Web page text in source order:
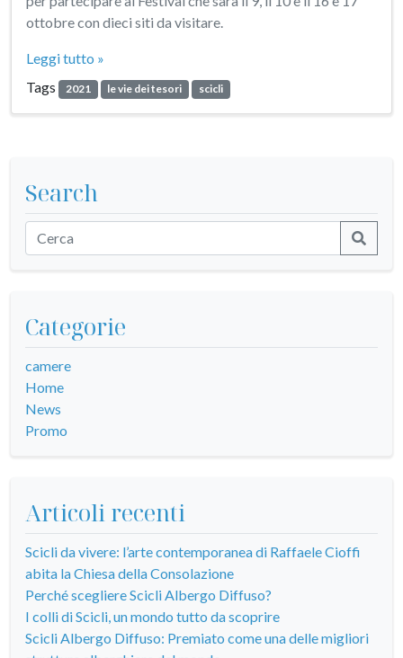
ottobre con dieci siti da visitare.
Leggi tutto »
Tags
2021 le vie dei tesori scicli
Search
Categorie
camere
Home
News
Promo
Articoli recenti
Scicli da vivere: l’arte contemporanea di Raffaele Cioffi
abita la Chiesa della Consolazione
Perché scegliere Scicli Albergo Diffuso?
I colli di Scicli, un mondo tutto da scoprire
Scicli Albergo Diffuso: Premiato come una delle migliori